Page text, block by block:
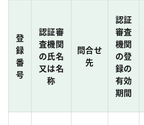
登
録
番
号
認証審
査機関
の氏名
又は名
称
問合せ
先
認証
審査
機関
の登
録の
有効
期間